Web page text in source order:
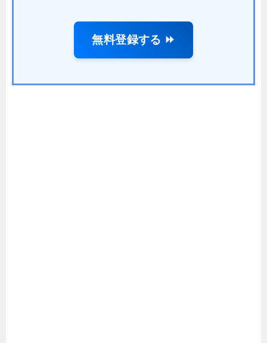
無料登録する ⏩